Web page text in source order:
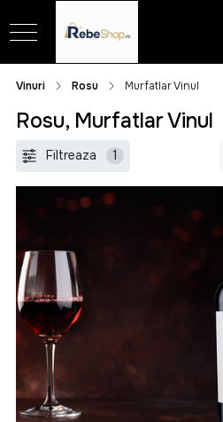
Vinuri Rosu Murfatlar Vinul
Rosu, Murfatlar Vinul
Filtreaza 1